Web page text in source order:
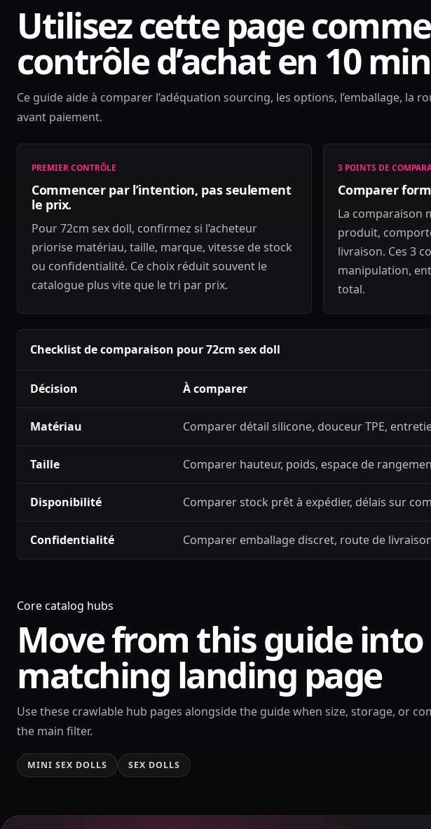
Utilisez cette page comme
contrôle d’achat en 10
Ce guide aide à comparer l’adéquation sourcing, les options, l’emballage, la
avant paiement.
PREMIER CONTRÔLE
Commencer par l’intention, pas seulement
le prix.
Pour 72cm sex doll, confirmez si l’acheteur
priorise matériau, taille, marque, vitesse de stock
ou confidentialité. Ce choix réduit souvent le
catalogue plus vite que le tri par prix.
3 POINTS DE
Comparer
La comparaison
produit,
livraison. Ces 3
manipulation,
total.
Checklist de comparaison pour 72cm sex doll
Décision À comparer
Matériau Comparer détail silicone, douceur TPE,
Taille Comparer hauteur, poids, espace de
Disponibilité Comparer stock prêt à expédier, délais sur
Confidentialité Comparer emballage discret, route de
Core catalog hubs
Move from this guide
matching landing page
Use these crawlable hub pages alongside the guide when size, storage, or
the main filter.
MINI SEX DOLLS SEX DOLLS